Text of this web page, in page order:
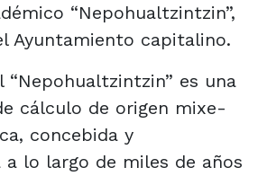
“Nepohualtzintzin”,
Ayuntamiento capitalino.
“Nepohualtzintzin” es una
cálculo de origen mixe-
concebida y
a lo largo de miles de años